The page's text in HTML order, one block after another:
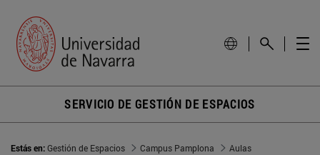
SERVICIO DE GESTIÓN DE ESPACIOS
Estás en:Gestión de Espacios Campus Pamplona
Aulas